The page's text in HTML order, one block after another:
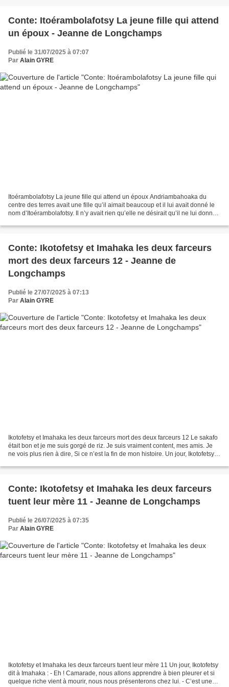
Conte: Itoérambolafotsy La jeune fille qui attend
un époux - Jeanne de Longchamps
Publié le 31/07/2025 à 07:07
Par Alain GYRE
Itoérambolafotsy La jeune fille qui attend un époux Andriambahoaka du
centre des terres avait une fille qu’il aimait beaucoup et il lui avait donné le
nom d’Itoérambolafotsy. Il n’y avait rien qu’elle ne désirait qu’il ne lui donnât.
Conte: Ikotofetsy et Imahaka les deux farceurs
mort des deux farceurs 12 - Jeanne de
Longchamps
Publié le 27/07/2025 à 07:13
Par Alain GYRE
Ikotofetsy et Imahaka les deux farceurs mort des deux farceurs 12 Le sakafo
était bon et je me suis gorgé de riz. Je suis vraiment content, mes amis. Je
ne vois plus rien à dire, Si ce n’est la fin de mon histoire. Un jour, Ikotofetsy et
Conte: Ikotofetsy et Imahaka les deux farceurs
tuent leur mère 11 - Jeanne de Longchamps
Publié le 26/07/2025 à 07:35
Par Alain GYRE
Ikotofetsy et Imahaka les deux farceurs tuent leur mère 11 Un jour, Ikotofetsy
dit à Imahaka : - Eh ! Camarade, nous allons apprendre à bien pleurer et si
quelque riche vient à mourir, nous nous présenterons chez lui. - C’est une